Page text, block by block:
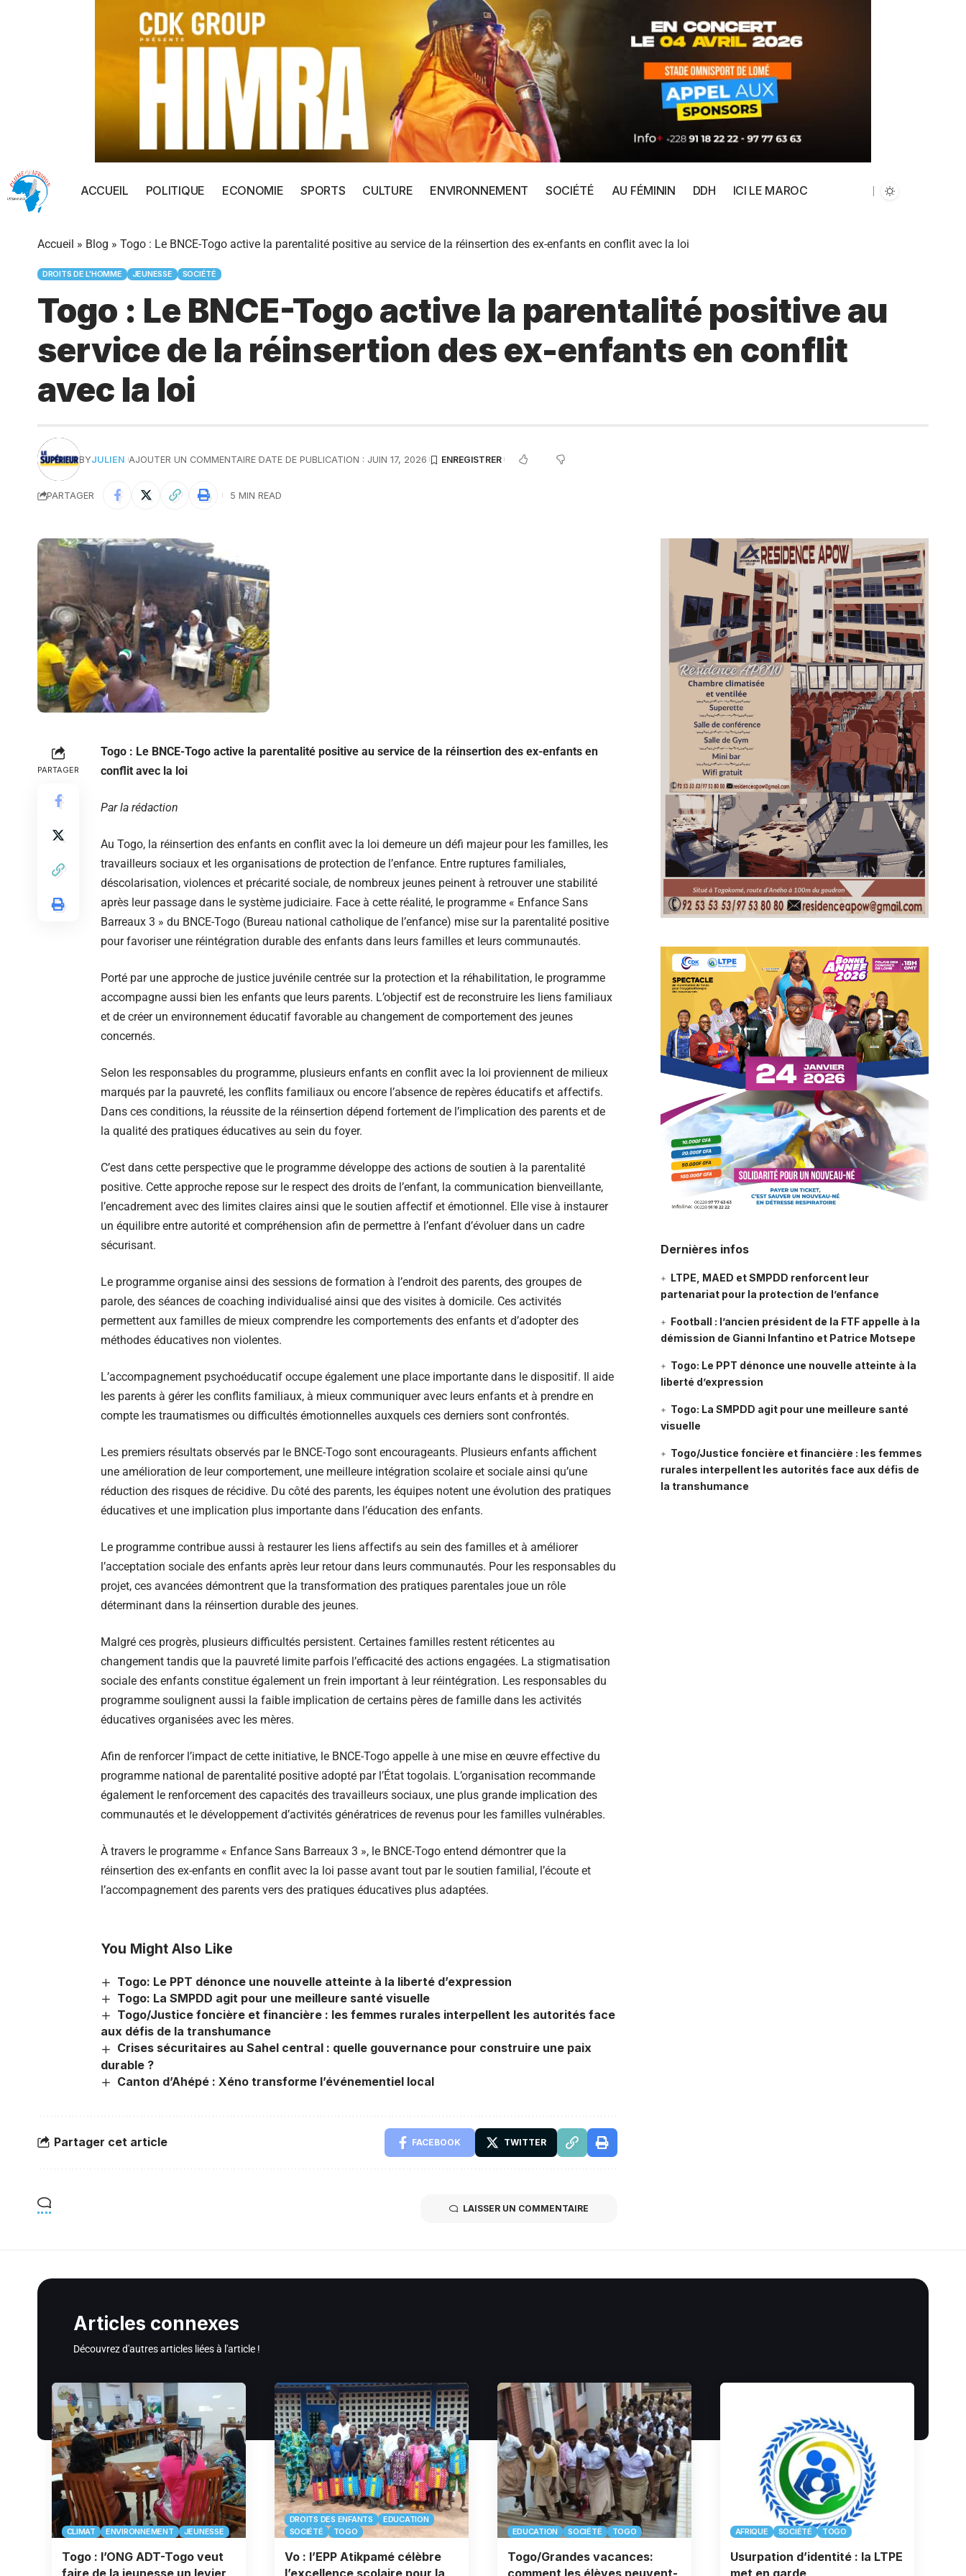
ACCUEIL POLITIQUE ECONOMIE SPORTS CULTURE ENVIRONNEMENT SOCIÉTÉ AU FÉMININ DDH ICI LE MAROC
Accueil » Blog » Togo : Le BNCE-Togo active la parentalité positive au service de la réinsertion des ex-enfants en conflit avec la loi
DROITS DE L'HOMME JEUNESSE SOCIÉTÉ
Togo : Le BNCE-Togo active la parentalité positive au
service de la réinsertion des ex-enfants en conflit
avec la loi
BYJULIEN AJOUTER UN COMMENTAIRE DATE DE PUBLICATION : JUIN 17, 2026
PARTAGER 5 MIN READ
PARTAGER
Togo : Le BNCE-Togo active la parentalité positive au service de la réinsertion des ex-enfants en
conflit avec la loi
Par la rédaction
Au Togo, la réinsertion des enfants en conflit avec la loi demeure un défi majeur pour les familles, les
travailleurs sociaux et les organisations de protection de l’enfance. Entre ruptures familiales,
déscolarisation, violences et précarité sociale, de nombreux jeunes peinent à retrouver une stabilité
après leur passage dans le système judiciaire. Face à cette réalité, le programme « Enfance Sans
Barreaux 3 » du BNCE-Togo (Bureau national catholique de l’enfance) mise sur la parentalité positive
pour favoriser une réintégration durable des enfants dans leurs familles et leurs communautés.
Porté par une approche de justice juvénile centrée sur la protection et la réhabilitation, le programme
accompagne aussi bien les enfants que leurs parents. L’objectif est de reconstruire les liens familiaux
et de créer un environnement éducatif favorable au changement de comportement des jeunes
concernés.
Selon les responsables du programme, plusieurs enfants en conflit avec la loi proviennent de milieux
marqués par la pauvreté, les conflits familiaux ou encore l’absence de repères éducatifs et affectifs.
Dans ces conditions, la réussite de la réinsertion dépend fortement de l’implication des parents et de
la qualité des pratiques éducatives au sein du foyer.
C’est dans cette perspective que le programme développe des actions de soutien à la parentalité
positive. Cette approche repose sur le respect des droits de l’enfant, la communication bienveillante,
l’encadrement avec des limites claires ainsi que le soutien affectif et émotionnel. Elle vise à instaurer
un équilibre entre autorité et compréhension afin de permettre à l’enfant d’évoluer dans un cadre
sécurisant.
Le programme organise ainsi des sessions de formation à l’endroit des parents, des groupes de
parole, des séances de coaching individualisé ainsi que des visites à domicile. Ces activités
permettent aux familles de mieux comprendre les comportements des enfants et d’adopter des
méthodes éducatives non violentes.
L’accompagnement psychoéducatif occupe également une place importante dans le dispositif. Il aide
les parents à gérer les conflits familiaux, à mieux communiquer avec leurs enfants et à prendre en
compte les traumatismes ou difficultés émotionnelles auxquels ces derniers sont confrontés.
Les premiers résultats observés par le BNCE-Togo sont encourageants. Plusieurs enfants affichent
une amélioration de leur comportement, une meilleure intégration scolaire et sociale ainsi qu’une
réduction des risques de récidive. Du côté des parents, les équipes notent une évolution des pratiques
éducatives et une implication plus importante dans l’éducation des enfants.
Le programme contribue aussi à restaurer les liens affectifs au sein des familles et à améliorer
l’acceptation sociale des enfants après leur retour dans leurs communautés. Pour les responsables du
projet, ces avancées démontrent que la transformation des pratiques parentales joue un rôle
déterminant dans la réinsertion durable des jeunes.
Malgré ces progrès, plusieurs difficultés persistent. Certaines familles restent réticentes au
changement tandis que la pauvreté limite parfois l’efficacité des actions engagées. La stigmatisation
sociale des enfants constitue également un frein important à leur réintégration. Les responsables du
programme soulignent aussi la faible implication de certains pères de famille dans les activités
éducatives organisées avec les mères.
Afin de renforcer l’impact de cette initiative, le BNCE-Togo appelle à une mise en œuvre effective du
programme national de parentalité positive adopté par l’État togolais. L’organisation recommande
également le renforcement des capacités des travailleurs sociaux, une plus grande implication des
communautés et le développement d’activités génératrices de revenus pour les familles vulnérables.
À travers le programme « Enfance Sans Barreaux 3 », le BNCE-Togo entend démontrer que la
réinsertion des ex-enfants en conflit avec la loi passe avant tout par le soutien familial, l’écoute et
l’accompagnement des parents vers des pratiques éducatives plus adaptées.
You Might Also Like
Togo: Le PPT dénonce une nouvelle atteinte à la liberté d’expression
Togo: La SMPDD agit pour une meilleure santé visuelle
Togo/Justice foncière et financière : les femmes rurales interpellent les autorités face
aux défis de la transhumance
Crises sécuritaires au Sahel central : quelle gouvernance pour construire une paix
durable ?
Canton d’Ahépé : Xéno transforme l’événementiel local
Partager cet article FACEBOOK TWITTER
LAISSER UN COMMENTAIRE
Dernières infos
LTPE, MAED et SMPDD renforcent leur
partenariat pour la protection de l’enfance
Football : l’ancien président de la FTF appelle à la
démission de Gianni Infantino et Patrice Motsepe
Togo: Le PPT dénonce une nouvelle atteinte à la
liberté d’expression
Togo: La SMPDD agit pour une meilleure santé
visuelle
Togo/Justice foncière et financière : les femmes
rurales interpellent les autorités face aux défis de
la transhumance
Articles connexes
Découvrez d'autres articles liées à l'article !
CLIMAT ENVIRONNEMENT JEUNESSE
Togo : l’ONG ADT-Togo veut
faire de la jeunesse un levier
DROITS DES ENFANTS
EDUCATION
SOCIÉTÉ
TOGO
Vo : l’EPP Atikpamé célèbre
l’excellence scolaire pour la
EDUCATION SOCIÉTÉ TOGO
Togo/Grandes vacances:
comment les élèves peuvent-
AFRIQUE SOCIÉTÉ TOGO
Usurpation d’identité : la LTPE
met en garde